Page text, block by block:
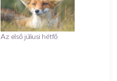
Az első júliusi hétfő